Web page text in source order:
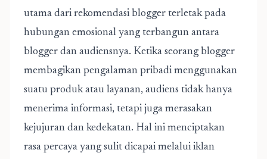
utama dari rekomendasi blogger terletak pada
hubungan emosional yang terbangun antara
blogger dan audiensnya. Ketika seorang blogger
membagikan pengalaman pribadi menggunakan
suatu produk atau layanan, audiens tidak hanya
menerima informasi, tetapi juga merasakan
kejujuran dan kedekatan. Hal ini menciptakan
rasa percaya yang sulit dicapai melalui iklan